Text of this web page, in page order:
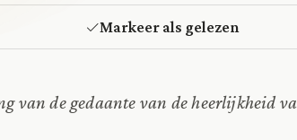
Markeer als gelezen
van de gedaante van de heerlijkheid